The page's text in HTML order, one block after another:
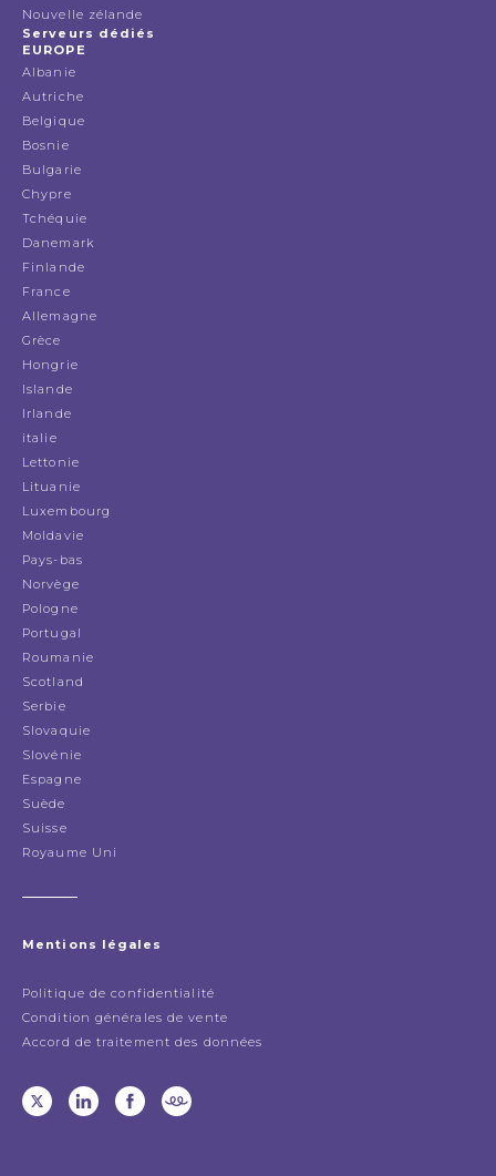
Nouvelle zélande
Serveurs dédiés
EUROPE
Albanie
Autriche
Belgique
Bosnie
Bulgarie
Chypre
Tchéquie
Danemark
Finlande
France
Allemagne
Grèce
Hongrie
Islande
Irlande
italie
Lettonie
Lituanie
Luxembourg
Moldavie
Pays-bas
Norvège
Pologne
Portugal
Roumanie
Scotland
Serbie
Slovaquie
Slovénie
Espagne
Suède
Suisse
Royaume Uni
Mentions légales
Politique de confidentialité
Condition générales de vente
Accord de traitement des données